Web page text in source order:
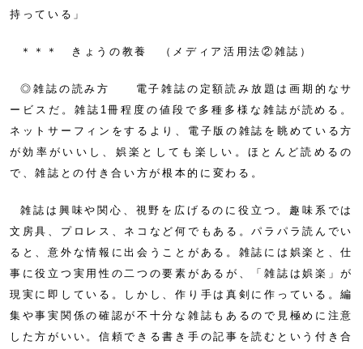
持っている」
＊＊＊ きょうの教養 （メディア活用法②雑誌）
◎雑誌の読み方 電子雑誌の定額読み放題は画期的なサ
ービスだ。雑誌1冊程度の値段で多種多様な雑誌が読める。
ネットサーフィンをするより、電子版の雑誌を眺めている方
が効率がいいし、娯楽としても楽しい。ほとんど読めるの
で、雑誌との付き合い方が根本的に変わる。
雑誌は興味や関心、視野を広げるのに役立つ。趣味系では
文房具、プロレス、ネコなど何でもある。パラパラ読んでい
ると、意外な情報に出会うことがある。雑誌には娯楽と、仕
事に役立つ実用性の二つの要素があるが、「雑誌は娯楽」が
現実に即している。しかし、作り手は真剣に作っている。編
集や事実関係の確認が不十分な雑誌もあるので見極めに注意
した方がいい。信頼できる書き手の記事を読むという付き合